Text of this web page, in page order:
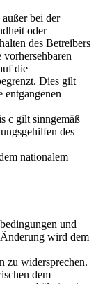
bei der
oder
des Betreibers
vorhersehbaren
die
Dies gilt
entgangenen
c gilt sinngemäß
des
nationalem
und
wird dem
zu widersprechen.
dem